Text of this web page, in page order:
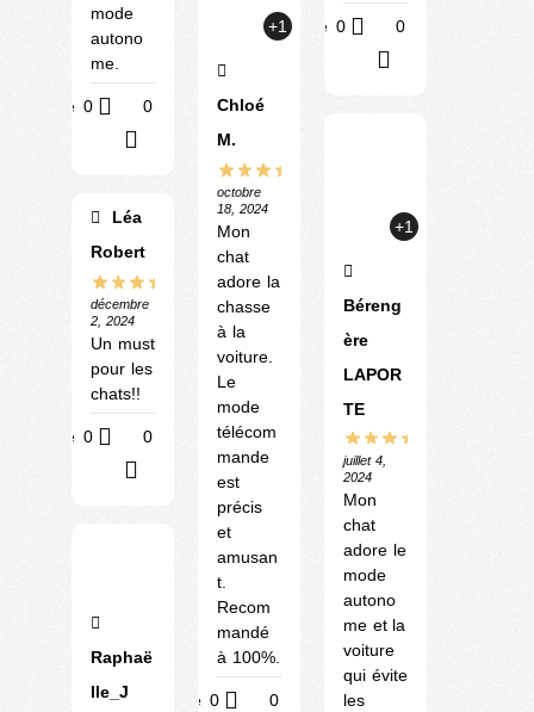
mode
autono
me.
Utile 0 0
Léa
Robert
décembre
2, 2024
Un must
pour les
chats!!
Utile 0 0
Raphaë
lle_J
+1
Chloé
M.
octobre
18, 2024
Mon
chat
adore la
chasse
à la
voiture.
Le
mode
télécom
mande
est
précis
et
amusan
t.
Recom
mandé
à 100%.
Utile 0 0
Utile 0 0
+1
Béreng
ère
LAPOR
TE
juillet 4,
2024
Mon
chat
adore le
mode
autono
me et la
voiture
qui évite
les